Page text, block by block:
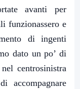
avanti per
funzionassero e
di ingenti
dato un po’ di
centrosinistra
accompagnare